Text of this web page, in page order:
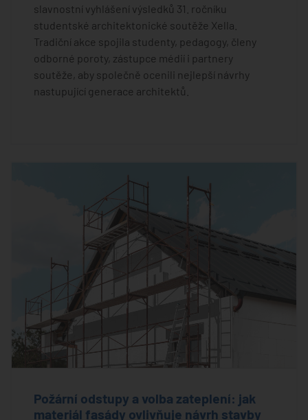
slavnostní vyhlášení výsledků 31. ročníku
studentské architektonické soutěže Xella.
Tradiční akce spojila studenty, pedagogy, členy
odborné poroty, zástupce médií i partnery
soutěže, aby společně ocenili nejlepší návrhy
nastupující generace architektů.
Požární odstupy a volba zateplení: jak
materiál fasády ovlivňuje návrh stavby